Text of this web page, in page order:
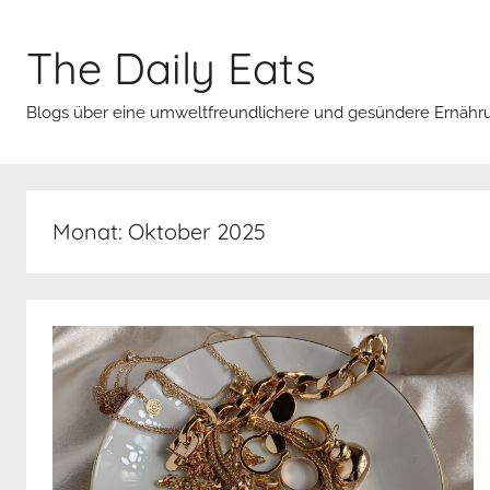
springen
The Daily Eats
Blogs über eine umweltfreundlichere und gesündere
Monat: Oktober 2025